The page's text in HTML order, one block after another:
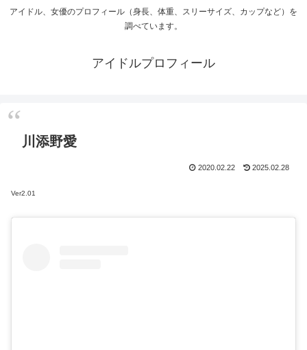
アイドル、女優のプロフィール（身長、体重、スリーサイズ、カップなど）を
調べています。
アイドルプロフィール
川添野愛
2020.02.22 2025.02.28
Ver2.01